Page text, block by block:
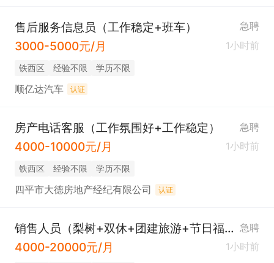
售后服务信息员（工作稳定+班车） 急聘
3000-5000元/月 1小时前
铁西区 经验不限 学历不限
顺亿达汽车 认证
房产电话客服（工作氛围好+工作稳定） 急聘
4000-10000元/月 1小时前
铁西区 经验不限 学历不限
四平市大德房地产经纪有限公司 认证
销售人员（梨树+双休+团建旅游+节日福利） 急聘
4000-20000元/月 1小时前